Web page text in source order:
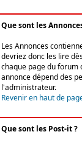
Que sont les
Les Annonces
devriez donc les lire
chaque page du forum
annonce dépend des
l'administrateur.
Revenir en haut de
Que sont les Post-it ?